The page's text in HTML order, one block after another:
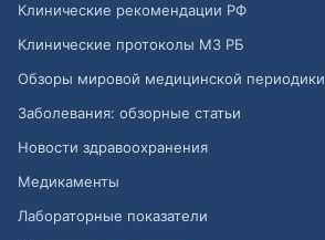
Клинические рекомендации РФ
Клинические протоколы МЗ РБ
Обзоры мировой медицинской периодики
Заболевания: обзорные статьи
Новости здравоохранения
Медикаменты
Лабораторные показатели